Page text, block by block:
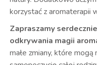
korzystać z aromaterapii
Zapraszamy serdecznie
odkrywania magii
małe zmiany, które